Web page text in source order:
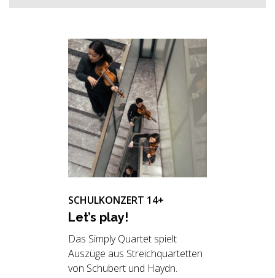
SCHULKONZERT 14+
Let’s play!
Das Simply Quartet spielt
Auszüge aus Streichquartetten
von Schubert und Haydn.